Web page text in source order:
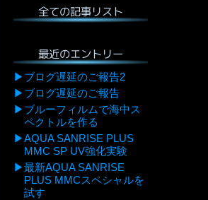
全ての記事リスト
最近のエントリー
ブログ遅延のご報告2
ブログ遅延のご報告
ブルーフィルムで海中ス
ペクトルを作る
AQUA SANRISE PLUS
MMC SP UV強化実験
最新AQUA SANRISE
PLUS MMCスペシャルを
試す